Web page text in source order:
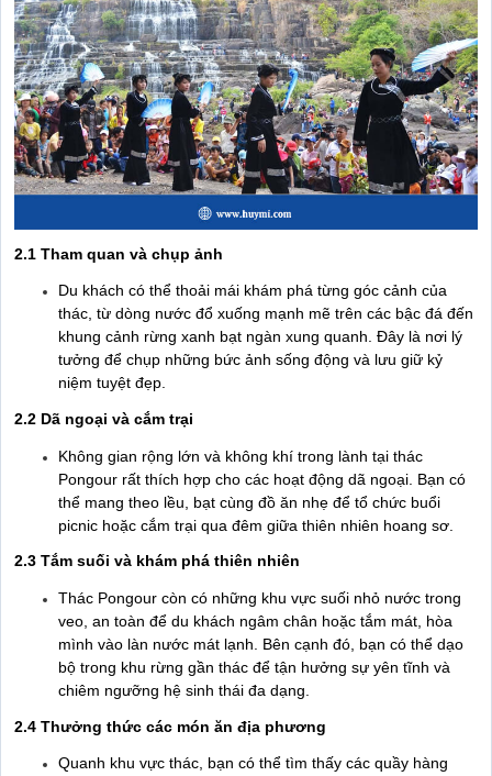
2.1 Tham quan và chụp ảnh
Du khách có thể thoải mái khám phá từng góc cảnh của
thác, từ dòng nước đổ xuống mạnh mẽ trên các bậc đá đến
khung cảnh rừng xanh bạt ngàn xung quanh. Đây là nơi lý
tưởng để chụp những bức ảnh sống động và lưu giữ kỷ
niệm tuyệt đẹp.
2.2 Dã ngoại và cắm trại
Không gian rộng lớn và không khí trong lành tại thác
Pongour rất thích hợp cho các hoạt động dã ngoại. Bạn có
thể mang theo lều, bạt cùng đồ ăn nhẹ để tổ chức buổi
picnic hoặc cắm trại qua đêm giữa thiên nhiên hoang sơ.
2.3 Tắm suối và khám phá thiên nhiên
Thác Pongour còn có những khu vực suối nhỏ nước trong
veo, an toàn để du khách ngâm chân hoặc tắm mát, hòa
mình vào làn nước mát lạnh. Bên cạnh đó, bạn có thể dạo
bộ trong khu rừng gần thác để tận hưởng sự yên tĩnh và
chiêm ngưỡng hệ sinh thái đa dạng.
2.4 Thưởng thức các món ăn địa phương
Quanh khu vực thác, bạn có thể tìm thấy các quầy hàng